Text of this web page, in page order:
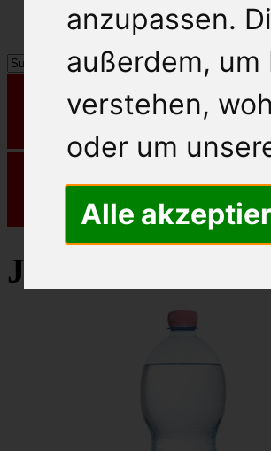
anzupassen.
außerdem, um
verstehen,
oder um
Alle
Juvina